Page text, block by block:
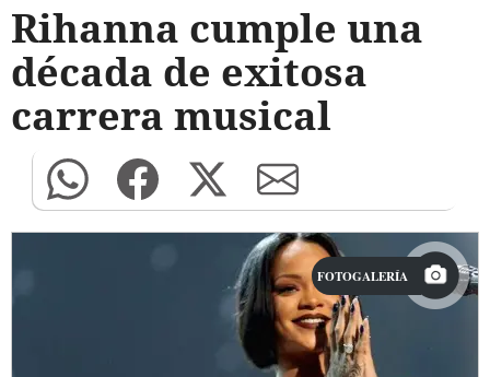
Rihanna cumple una
década de exitosa
carrera musical
FOTOGALERÍA